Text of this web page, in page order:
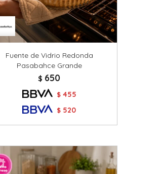
Fuente de Vidrio Redonda
Pasabahce Grande
$ 650
$ 455
$ 520